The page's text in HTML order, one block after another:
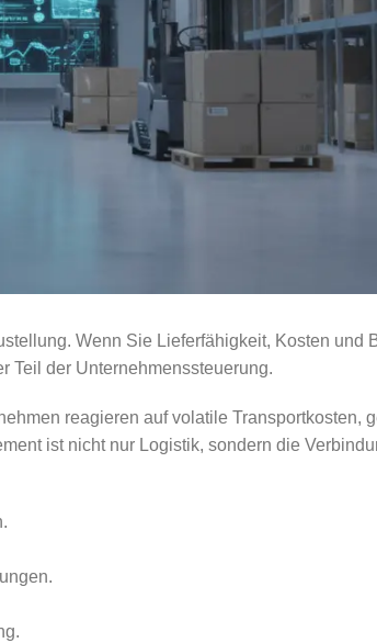
Wenn Sie Lieferfähigkeit, Kosten und
Teil der Unternehmenssteuerung.
reagieren auf volatile Transportkosten,
ist nicht nur Logistik, sondern die